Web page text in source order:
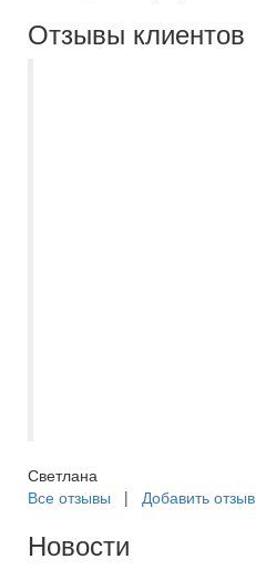
Отзывы клиентов
Светлана
Все отзывы | Добавить отзыв
Новости